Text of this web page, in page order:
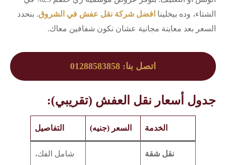
الشتاء، وده بيخلينا افضل شركة نقل عفش في الشروق. بنحدد
السعر بعد معاينة مجانية عشان نكون شفافين معاك.
اتصل بنا: 01288583858
جدول أسعار نقل العفش (تقريبي):
الخدمة السعر (جنيه) التفاصيل
نقل شقة
شامل الفك،